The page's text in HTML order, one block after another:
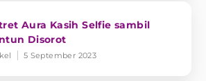
Aura Kasih Selfie sambil
Disorot
5 September 2023